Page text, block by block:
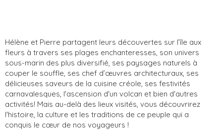
Hélène et Pierre partagent leurs découvertes sur l’île aux
fleurs à travers ses plages enchanteresses, son univers
sous-marin des plus diversifié, ses paysages naturels à
couper le souffle, ses chef d’œuvres architecturaux, ses
délicieuses saveurs de la cuisine créole, ses festivités
carnavalesques, l'ascension d'un volcan et bien d'autres
activités! Mais au-delà des lieux visités, vous découvrirez
l'histoire, la culture et les traditions de ce peuple qui a
conquis le cœur de nos voyageurs !